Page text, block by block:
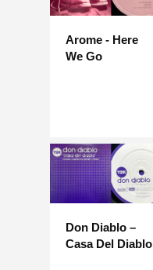
Arome - Here
We Go
Don Diablo –
Casa Del Diablo